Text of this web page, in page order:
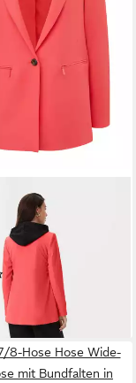
Indoor-Blazer
(1)
8-Hose Hose Wide-
mit Bundfalten in